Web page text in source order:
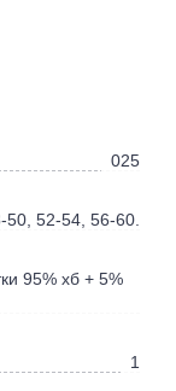
025
50, 52-54, 56-60.
95% хб + 5%
1